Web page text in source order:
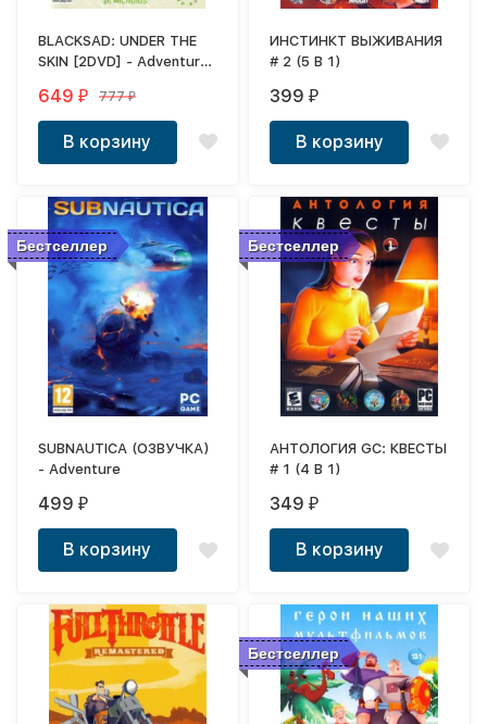
BLACKSAD: UNDER THE
SKIN [2DVD] - Adventure
L.A.Noire)
649₽ 777₽
В корзину
ИНСТИНКТ ВЫЖИВАНИЯ
# 2 (5 В 1)
399₽
В корзину
Бестселлер
SUBNAUTICA (ОЗВУЧКА)
- Adventure
499₽
В корзину
Бестселлер
АНТОЛОГИЯ GC: КВЕСТЫ
# 1 (4 В 1)
349₽
В корзину
Бестселлер